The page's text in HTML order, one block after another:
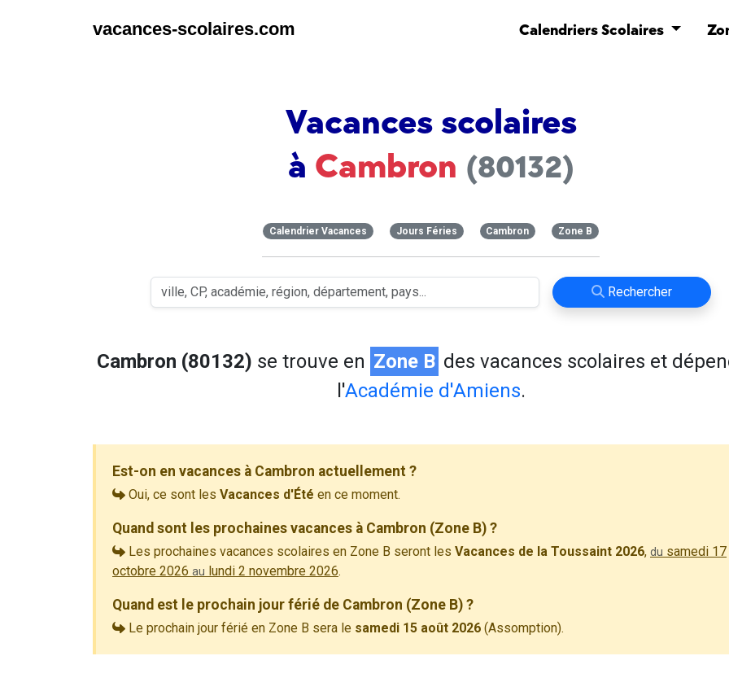
vacances-scolaires.com Calendriers Scolaires
Vacances scolaires
à Cambron (80132)
Calendrier Vacances Jours Féries Cambron Zone B
Rechercher
Cambron (80132) se trouve en Zone B des vacances scolaires et
l'Académie d'Amiens.
Est-on en vacances à Cambron actuellement ?
Oui, ce sont les Vacances d'Été en ce moment.
Quand sont les prochaines vacances à Cambron (Zone B) ?
Les prochaines vacances scolaires en Zone B seront les Vacances de la Toussaint 2026, du samedi 17
octobre 2026 au lundi 2 novembre 2026.
Quand est le prochain jour férié de Cambron (Zone B) ?
Le prochain jour férié en Zone B sera le samedi 15 août 2026 (Assomption).